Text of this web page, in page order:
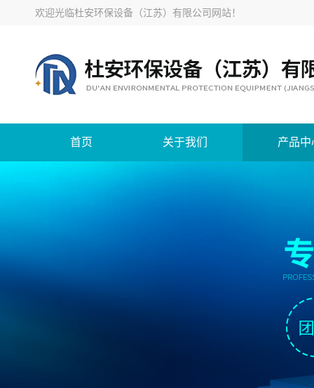
欢迎光临杜安环保设备（江苏）有限公司网站！
首页 关于我们 产品中